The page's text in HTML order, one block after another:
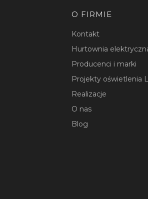
O FIRMIE
Kontakt
Hurtownia
Producenci i marki
Projekty oświetlenia
Realizacje
O nas
Blog